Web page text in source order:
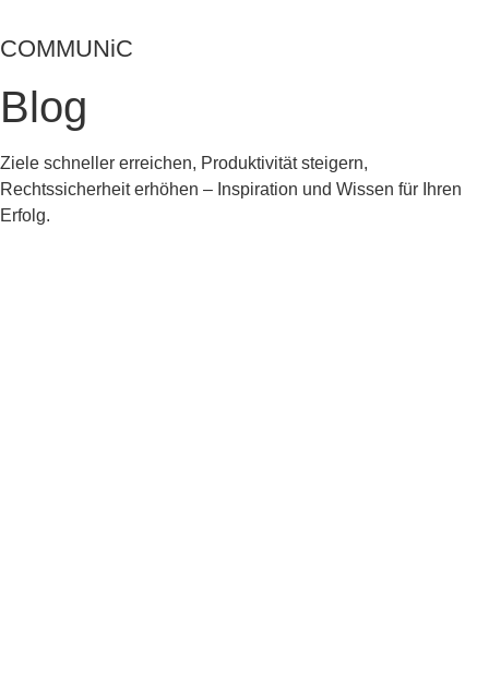
Inhalt
COMMUNiC
Blog
Ziele schneller erreichen, Produktivität steigern,
Rechtssicherheit erhöhen – Inspiration und Wissen für Ihren
Erfolg.